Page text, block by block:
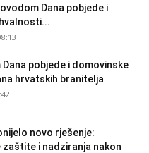
Dana pobjede i
pobjede i domovinske
hrvatskih branitelja
novo rješenje:
i nadziranja nakon